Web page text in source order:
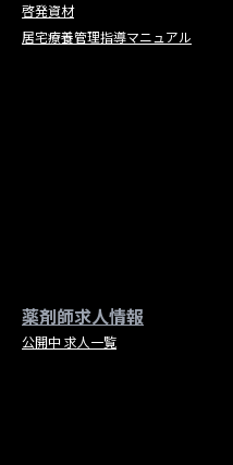
啓発資材
居宅療養管理指導マニュアル
薬剤師求人情報
公開中 求人一覧